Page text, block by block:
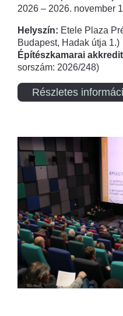
2026 – 2026. november
Helyszín: Etele Plaza
Budapest, Hadak útja 1.)
Építészkamarai
sorszám: 2026/248)
Részletes